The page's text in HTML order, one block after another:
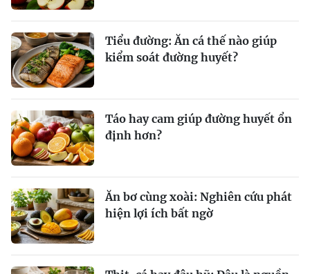
Tiểu đường: Ăn cá thế nào giúp
kiểm soát đường huyết?
Táo hay cam giúp đường huyết ổn
định hơn?
Ăn bơ cùng xoài: Nghiên cứu phát
hiện lợi ích bất ngờ